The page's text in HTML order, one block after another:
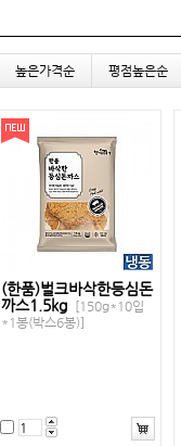
높은가격순 평점높은순
(한품)벌크바삭한등심돈
까스1.5kg
[150g*10입
*1봉(박스6봉)]